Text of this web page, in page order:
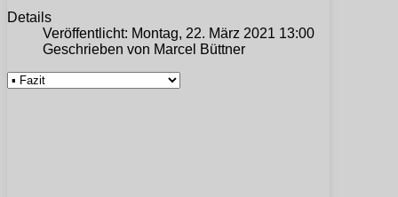
Details
Veröffentlicht: Montag, 22. März 2021 13:00
Geschrieben von Marcel Büttner